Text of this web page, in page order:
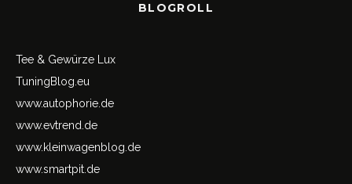
BLOGROLL
Tee & Gewürze Lux
TuningBlog.eu
www.autophorie.de
www.evtrend.de
www.kleinwagenblog.de
www.smartpit.de